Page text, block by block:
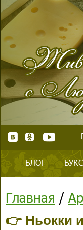
БЛОГ
Главная /
👉 Ньокки